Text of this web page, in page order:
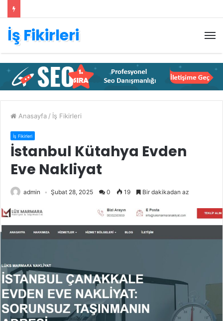
İş Fikirleri
Anasayfa / İş Fikirleri
İş Fikirleri
İstanbul Kütahya Evden
Eve Nakliyat
admin Şubat 28, 2025 0 19 Bir dakikadan az